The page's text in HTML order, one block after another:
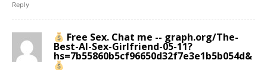
Reply
Free Sex. Chat me -- graph.org/The-
Best-AI-Sex-Girlfriend-05-11?
hs=7b55860b5cf96650d32f7e3e1b5b054d&